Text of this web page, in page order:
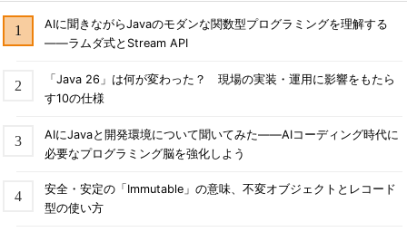
AIに聞きながらJavaのモダンな関数型プログラミングを理解する
――ラムダ式とStream API
「Java 26」は何が変わった？ 現場の実装・運用に影響をもたら
す10の仕様
AIにJavaと開発環境について聞いてみた――AIコーディング時代に
必要なプログラミング脳を強化しよう
安全・安定の「Immutable」の意味、不変オブジェクトとレコード
型の使い方